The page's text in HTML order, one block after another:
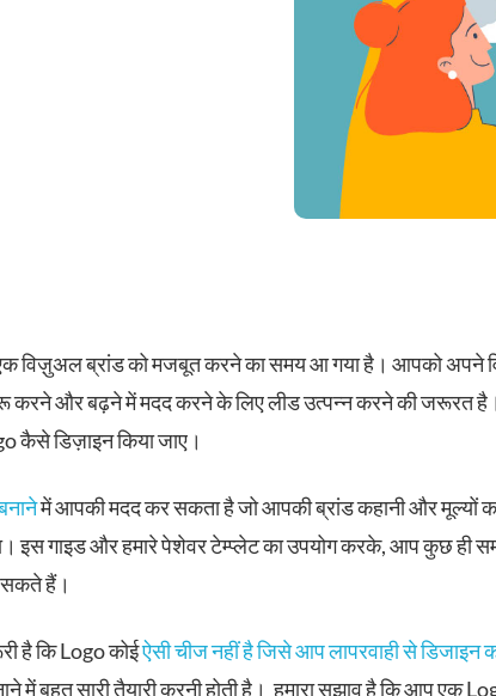
विज़ुअल ब्रांड को मजबूत करने का समय आ गया है। आपको अपने
करने और बढ़ने में मदद करने के लिए लीड उत्पन्न करने की जरूरत
कैसे डिज़ाइन किया जाए।
में आपकी मदद कर सकता है जो आपकी ब्रांड कहानी और मूल्यों
इस गाइड और हमारे पेशेवर टेम्प्लेट का उपयोग करके, आप कुछ ही
सकते हैं।
है कि Logo कोईऐसी चीज नहीं है जिसे आप लापरवाही से
में बहुत सारी तैयारी करनी होती है। हमारा सुझाव है कि आप एक